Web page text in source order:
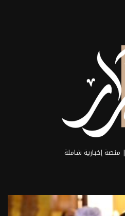
| منصة إخبارية شاملة